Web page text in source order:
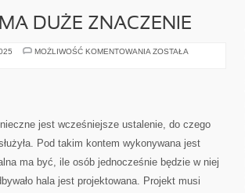
DUŻE ZNACZENIE
MOŻLIWOŚĆ KOMENTOWANIA WYGLĄD
ZOSTAŁA
jest wcześniejsze ustalenie, do czego
Pod takim kontem wykonywana jest
ma być, ile osób jednocześnie będzie w niej
hala jest projektowana. Projekt musi